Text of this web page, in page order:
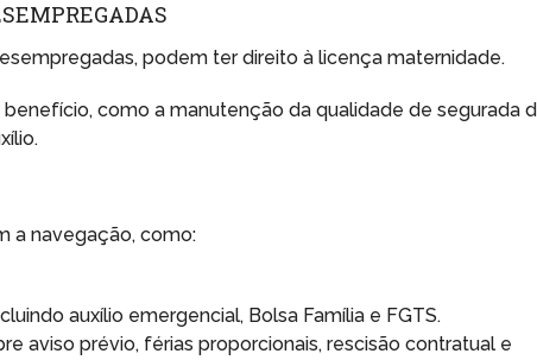
podem ter direito à licença maternidade.
como a manutenção da qualidade de segurada
a navegação, como:
auxílio emergencial, Bolsa Família e FGTS.
aviso prévio, férias proporcionais, rescisão contratual e